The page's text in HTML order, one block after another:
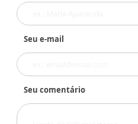
Seu e-mail
Seu comentário